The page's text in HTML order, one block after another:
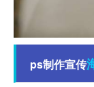
ps制作宣传